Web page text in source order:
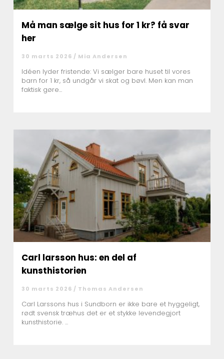
Må man sælge sit hus for 1 kr? få svar
her
30 marts 2026 / Mia Andersen
Idéen lyder fristende: Vi sælger bare huset til vores
barn for 1 kr, så undgår vi skat og bøvl. Men kan man
faktisk gøre...
Carl larsson hus: en del af
kunsthistorien
30 marts 2026 / Thomas Andersen
Carl Larssons hus i Sundborn er ikke bare et hyggeligt,
rødt svensk træhus det er et stykke levendegjort
kunsthistorie. ...